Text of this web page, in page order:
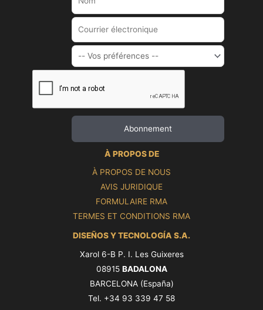
À PROPOS DE
À PROPOS DE NOUS
AVIS JURIDIQUE
FORMULAIRE RMA
TERMES ET CONDITIONS RMA
DISEÑOS Y TECNOLOGÍA S.A.
Xarol 6-B P. I. Les Guixeres
08915 BADALONA
BARCELONA (España)
Tel. +34 93 339 47 58